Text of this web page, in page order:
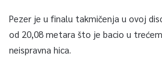
Pezer je u finalu takmičenja u ovoj
od 20,08 metara što je bacio u
neispravna hica.